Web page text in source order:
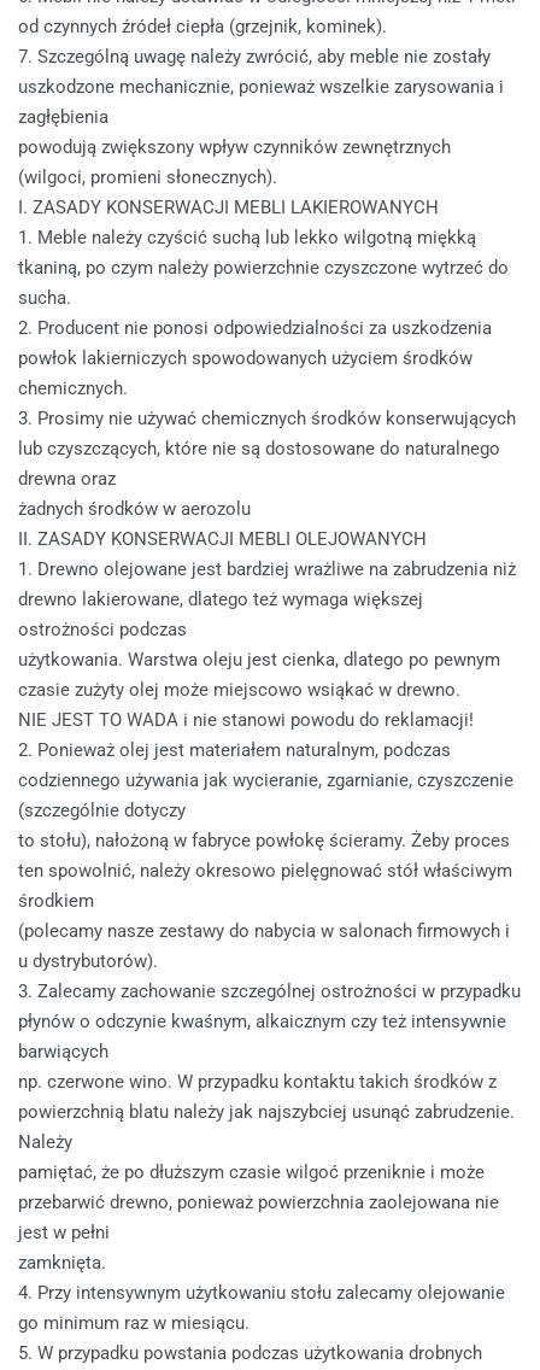
od czynnych źródeł ciepła (grzejnik, kominek).
7. Szczególną uwagę należy zwrócić, aby meble nie zostały
uszkodzone mechanicznie, ponieważ wszelkie zarysowania i
zagłębienia
powodują zwiększony wpływ czynników zewnętrznych
(wilgoci, promieni słonecznych).
I. ZASADY KONSERWACJI MEBLI LAKIEROWANYCH
1. Meble należy czyścić suchą lub lekko wilgotną miękką
tkaniną, po czym należy powierzchnie czyszczone wytrzeć do
sucha.
2. Producent nie ponosi odpowiedzialności za uszkodzenia
powłok lakierniczych spowodowanych użyciem środków
chemicznych.
3. Prosimy nie używać chemicznych środków konserwujących
lub czyszczących, które nie są dostosowane do naturalnego
drewna oraz
żadnych środków w aerozolu
II. ZASADY KONSERWACJI MEBLI OLEJOWANYCH
1. Drewno olejowane jest bardziej wrażliwe na zabrudzenia niż
drewno lakierowane, dlatego też wymaga większej
ostrożności podczas
użytkowania. Warstwa oleju jest cienka, dlatego po pewnym
czasie zużyty olej może miejscowo wsiąkać w drewno.
NIE JEST TO WADA i nie stanowi powodu do reklamacji!
2. Ponieważ olej jest materiałem naturalnym, podczas
codziennego używania jak wycieranie, zgarnianie, czyszczenie
(szczególnie dotyczy
to stołu), nałożoną w fabryce powłokę ścieramy. Żeby proces
ten spowolnić, należy okresowo pielęgnować stół właściwym
środkiem
(polecamy nasze zestawy do nabycia w salonach firmowych i
u dystrybutorów).
3. Zalecamy zachowanie szczególnej ostrożności w przypadku
płynów o odczynie kwaśnym, alkaicznym czy też intensywnie
barwiących
np. czerwone wino. W przypadku kontaktu takich środków z
powierzchnią blatu należy jak najszybciej usunąć zabrudzenie.
Należy
pamiętać, że po dłuższym czasie wilgoć przeniknie i może
przebarwić drewno, ponieważ powierzchnia zaolejowana nie
jest w pełni
zamknięta.
4. Przy intensywnym użytkowaniu stołu zalecamy olejowanie
go minimum raz w miesiącu.
5. W przypadku powstania podczas użytkowania drobnych